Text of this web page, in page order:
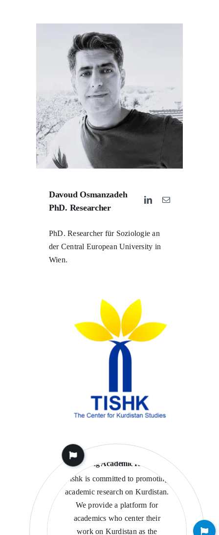
Davoud Osmanzadeh
PhD. Researcher
PhD. Researcher für Soziologie an
der Central European University in
Wien.
Fostering Academic Research
Tishk is committed to promoting
academic research on Kurdistan.
We provide a platform for
academics who center their
work on Kurdistan as the